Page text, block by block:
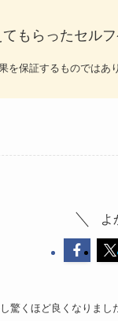
もらったセル
保証するものではあ
よ
驚くほど良くなりまし